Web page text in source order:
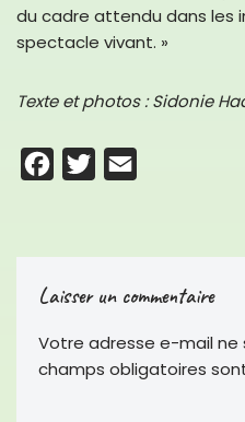
du cadre attendu dans les
spectacle vivant. »
Texte et photos : Sidonie
e
b
o
t
t
r
i
l
Laisser un commentaire
Votre adresse e-mail ne
champs obligatoires